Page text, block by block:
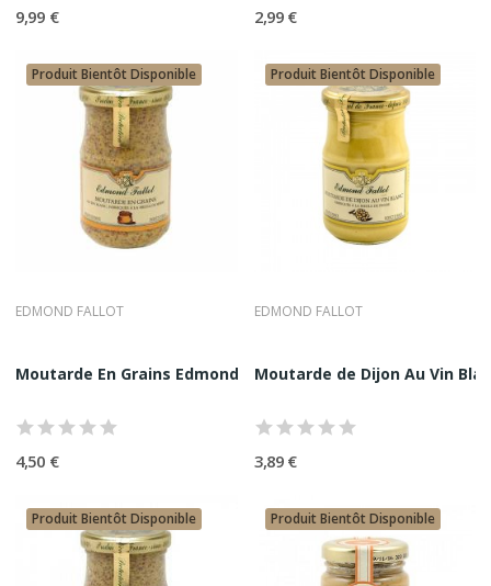
noble, assumé et inspirant.
9,99 € 2,99 €
Produit Bientôt Disponible
EDMOND FALLOT
Moutarde En Grains Edmond Fallot 37CL
4,50 €
Produit Bientôt Disponible
EDMOND FALLOT
Moutarde de Dijon Au Vin
3,89 €
Produit Bientôt Disponible Produit Bientôt Disponible